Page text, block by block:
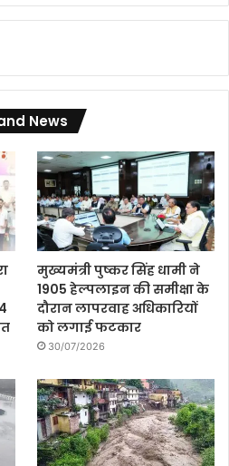
News
मुख्यमंत्री पुष्कर सिंह धामी ने
1905 हेल्पलाइन की समीक्षा के
दौरान लापरवाह अधिकारियों
को लगाई फटकार
30/07/2026